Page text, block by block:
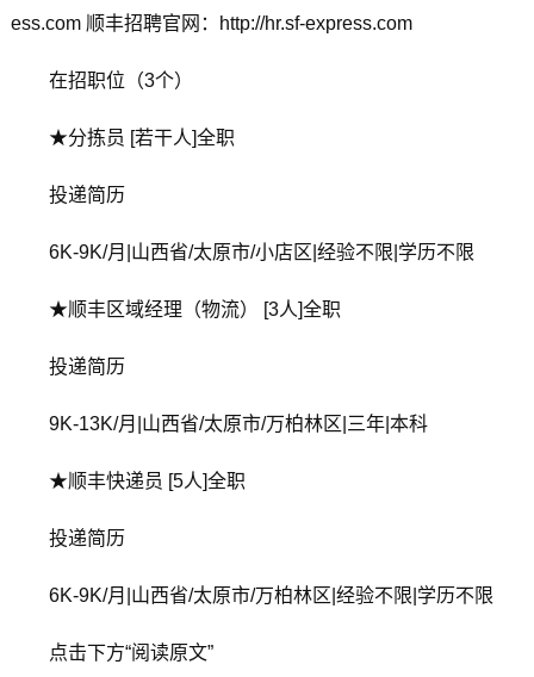
ess.com 顺丰招聘官网：http://hr.sf-express.com
在招职位（3个）
★分拣员 [若干人]全职
投递简历
6K-9K/月|山西省/太原市/小店区|经验不限|学历不限
★顺丰区域经理（物流） [3人]全职
投递简历
9K-13K/月|山西省/太原市/万柏林区|三年|本科
★顺丰快递员 [5人]全职
投递简历
6K-9K/月|山西省/太原市/万柏林区|经验不限|学历不限
点击下方“阅读原文”